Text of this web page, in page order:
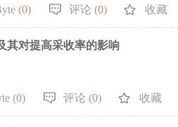
(0) 评论 (0) 收藏
其对提高采收率的影响
(0) 评论 (0) 收藏